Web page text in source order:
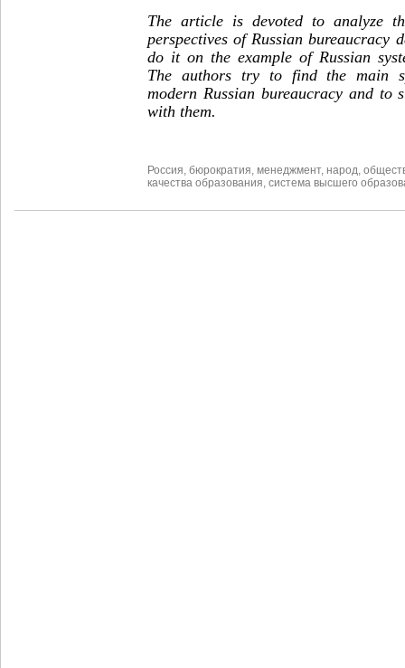
The article is devoted to analyze
perspectives of Russian bureaucracy
do it on the example of Russian
The authors try to find the main
modern Russian bureaucracy and to
with them.
Россия бюрократия менеджмент, народ
качества образования система высшего